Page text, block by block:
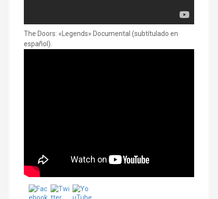
The Doors: «Legends» Documental (subtítulado en
español).